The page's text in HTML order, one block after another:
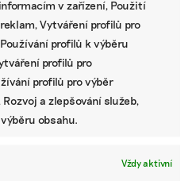
v zařízení, Použití
Vytváření profilů pro
profilů k výběru
profilů pro
profilů pro výběr
a zlepšování služeb,
obsahu.
Vždy aktivní